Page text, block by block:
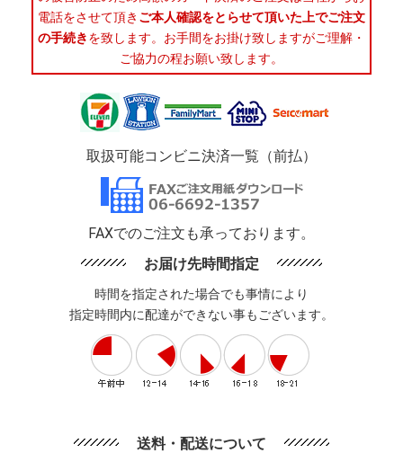
電話をさせて頂き ご本人確認をとらせて頂いた上でご注文
の手続きを致します。お手間をお掛け致しますがご理解・
ご協力の程お願い致します。
取扱可能コンビニ決済一覧（前払）
FAXでのご注文も承っております。
お届け先時間指定
時間を指定された場合でも事情により
指定時間内に配達ができない事もございます。
送料・配送について